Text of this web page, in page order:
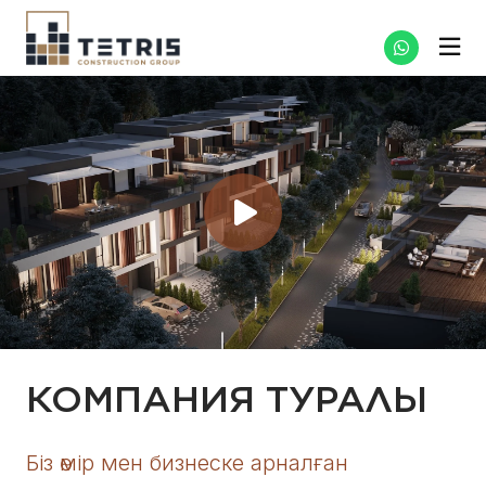
КОМПАНИЯ ТУРАЛЫ
Біз өмір мен бизнеске арналған